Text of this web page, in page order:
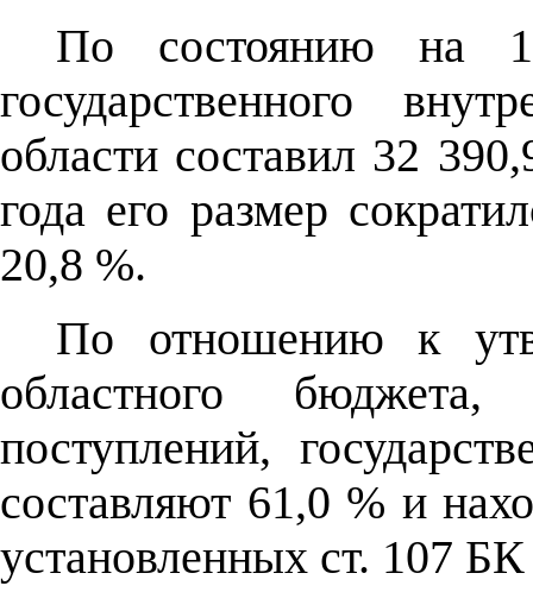
По состоянию на
государственного
области составил 32
года его размер
20,8 %.
По отношению к
областного
поступлений,
составляют 61,0 % и
установленных ст. 107